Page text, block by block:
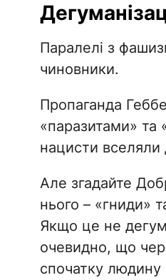
Паралелі з
чиновники.
Пропаганда
«паразитами»
нацисти вселяли
Але згадайте
нього – «гниди»
Якщо це не
очевидно, що
спочатку людину